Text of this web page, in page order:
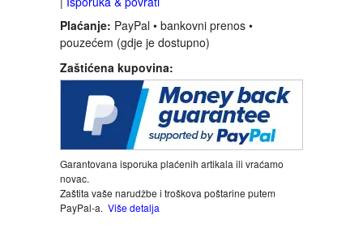
KNJIGE ZA DECU
KOMEDIJA
KRIMINALISTIČKI
KUVARI
LJUBAVNI
Plaćanje: PayPal • bankovni prenos •
pouzećem (gdje je dostupno)
Zaštićena kupovina:
Garantovana isporuka plaćenih artikala ili vraćamo
novac.
Zaštita vaše narudžbe i troškova poštarine putem
PayPal-a. Više detalja